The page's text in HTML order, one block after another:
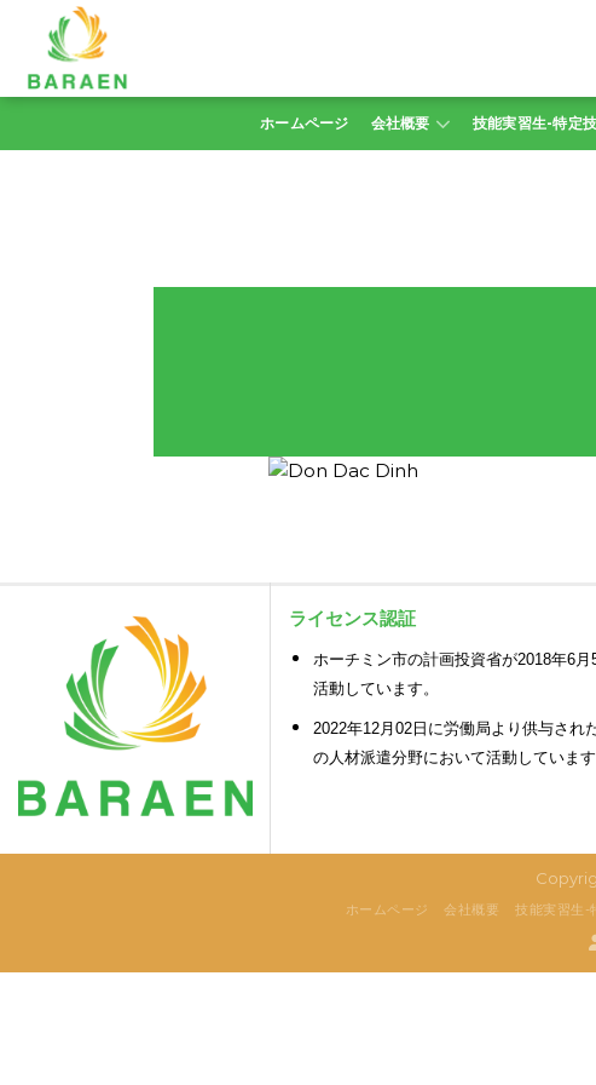
content
ホームページ 会社概要 技能実習生-特定
ライセンス認証
ホーチミン市の計画投資省が2018年6
活動しています。
2022年12月02日に労働局より供与さ
の人材派遣分野において活動しています
ホームページ 会社概要 技能実習生-